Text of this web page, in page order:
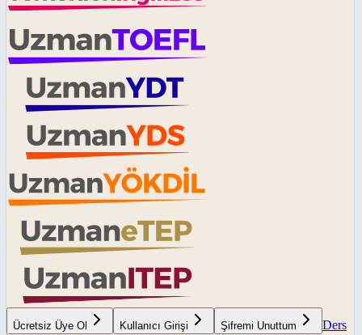
Ücretsiz Üye Ol Kullanıcı Girişi Şifremi Unuttum
Ders